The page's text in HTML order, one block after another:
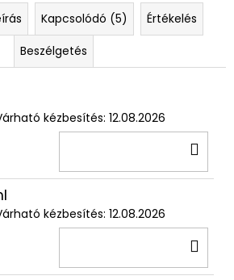
Kapcsolódó (5)
Értékelés
Beszélgetés
kézbesítés: 12.08.2026
kézbesítés: 12.08.2026